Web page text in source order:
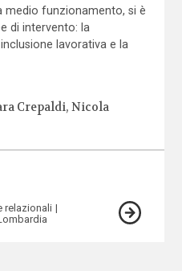
funzionamento, si è
di intervento: la
lavorativa e la
Crepaldi Nicola
relazionali